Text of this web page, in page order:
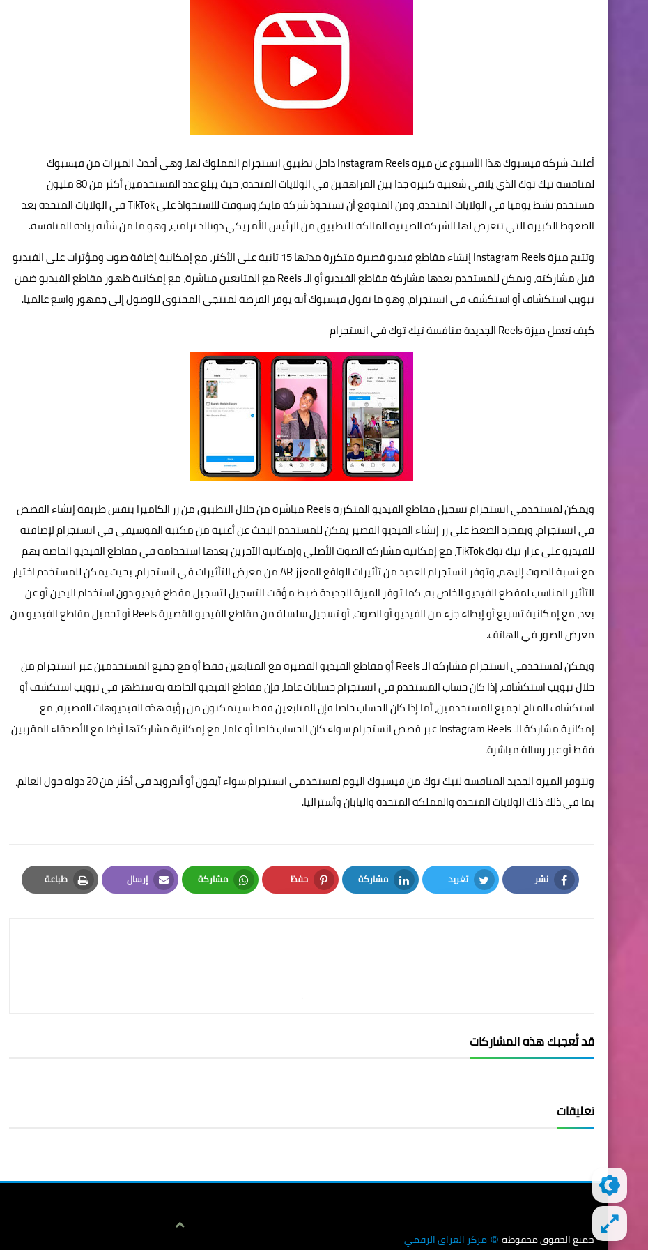
أعلنت شركة فيسبوك هذا الأسبوع عن ميزة Instagram Reels داخل تطبيق انستجرام المملوك لها، وهي أحدث الميزات من فيسبوك
لمنافسة تيك توك الذي يلاقي شعبية كبيرة جدا بين المراهقين في الولايات المتحدة، حيث يبلغ عدد المستخدمين أكثر من 80 مليون
مستخدم نشط يوميا في الولايات المتحدة، ومن المتوقع أن تستحوذ شركة مايكروسوفت للاستحواذ على TikTok في الولايات المتحدة بعد
الضغوط الكبيرة التي تتعرض لها الشركة الصينية المالكة للتطبيق من الرئيس الأمريكي دونالد ترامب، وهو ما من شأنه زيادة المنافسة.
وتتيح ميزة Instagram Reels إنشاء مقاطع فيديو قصيرة متكررة مدتها 15 ثانية على الأكثر، مع إمكانية إضافة صوت ومؤثرات على الفيديو
قبل مشاركته، ويمكن للمستخدم بعدها مشاركة مقاطع الفيديو أو الـ Reels مع المتابعين مباشرة، مع إمكانية ظهور مقاطع الفيديو ضمن
تبويب استكشاف أو استكشف في انستجرام، وهو ما تقول فيسبوك أنه يوفر الفرصة لمنتجي المحتوى للوصول إلى جمهور واسع عالميا.
كيف تعمل ميزة Reels الجديدة منافسة تيك توك في انستجرام
ويمكن لمستخدمي انستجرام تسجيل مقاطع الفيديو المتكررة Reels مباشرة من خلال التطبيق من زر الكاميرا بنفس طريقة إنشاء القصص
في انستجرام، وبمجرد الضغط على زر إنشاء الفيديو القصير يمكن للمستخدم البحث عن أغنية من مكتبة الموسيقى في انستجرام لإضافته
للفيديو على غرار تيك توك TikTok، مع إمكانية مشاركة الصوت الأصلي وإمكانية الآخرين بعدها استخدامه في مقاطع الفيديو الخاصة بهم
مع نسبة الصوت إليهم، وتوفر انستجرام العديد من تأثيرات الواقع المعزز AR من معرض التأثيرات في انستجرام، بحيث يمكن للمستخدم اختيار
التأثير المناسب لمقطع الفيديو الخاص به، كما توفر الميزة الجديدة ضبط مؤقت التسجيل لتسجيل مقطع فيديو دون استخدام اليدين أو عن
بعد، مع إمكانية تسريع أو إبطاء جزء من الفيديو أو الصوت، أو تسجيل سلسلة من مقاطع الفيديو القصيرة Reels أو تحميل مقاطع الفيديو من
معرض الصور في الهاتف.
ويمكن لمستخدمي انستجرام مشاركة الـ Reels أو مقاطع الفيديو القصيرة مع المتابعين فقط أو مع جميع المستخدمين عبر انستجرام من
خلال تبويب استكشاف، إذا كان حساب المستخدم في انستجرام حسابات عاما، فإن مقاطع الفيديو الخاصة به ستظهر في تبويب استكشف أو
استكشاف المتاخ لجميع المستخدمين، أما إذا كان الحساب خاصا فإن المتابعين فقط سيتمكنون من رؤية هذه الفيديوهات القصيرة، مع
إمكانية مشاركة الـ Instagram Reels عبر قصص انستجرام سواء كان الحساب خاصا أو عاما، مع إمكانية مشاركتها أيضا مع الأصدقاء المقربين
فقط أو عبر رسالة مباشرة.
وتتوفر الميزة الجديد المنافسة لتيك توك من فيسبوك اليوم لمستخدمي انستجرام سواء آيفون أو أندرويد في أكثر من 20 دولة حول العالم،
بما في ذلك ذلك الولايات المتحدة والمملكة المتحدة واليابان وأستراليا.
نشر
Facebook
تغريد
Twitter
مشاركة
LinkedIn
حفظ
Pinterest
مشاركة
Whatsapp
إرسال
Email
طباعة
Print
قد تُعجبك هذه المشاركات
تعليقات
جميع الحقوق محفوظة © مركز العراق الرقمي